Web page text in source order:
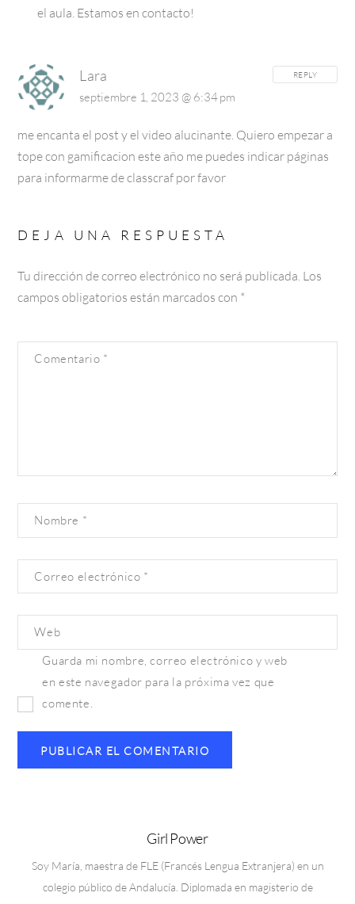
el aula. Estamos en contacto!
Lara
septiembre 1, 2023 @ 6:34 pm
me encanta el post y el video alucinante. Quiero empezar a
tope con gamificacion este año me puedes indicar páginas
para informarme de classcraf por favor
REPLY
DEJA UNA RESPUESTA
Tu dirección de correo electrónico no será publicada. Los
campos obligatorios están marcados con *
Comentario *
Nombre *
Correo electrónico *
Web
Guarda mi nombre, correo electrónico y web
en este navegador para la próxima vez que
comente.
Girl Power
Soy María, maestra de FLE (Francés Lengua Extranjera) en un
colegio público de Andalucía. Diplomada en magisterio de